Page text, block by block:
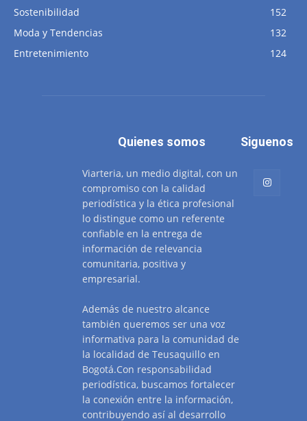
Sostenibilidad
152
Moda y Tendencias
132
Entretenimiento
124
Quienes somos
Viarteria, un medio digital, con un
compromiso con la calidad
periodística y la ética profesional
lo distingue como un referente
confiable en la entrega de
información de relevancia
comunitaria, positiva y
empresarial.
Además de nuestro alcance
también queremos ser una voz
informativa para la comunidad de
la localidad de Teusaquillo en
Bogotá.Con responsabilidad
periodística, buscamos fortalecer
la conexión entre la información,
contribuyendo así al desarrollo
Siguenos